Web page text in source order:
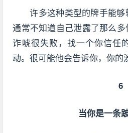
许多这种类型的牌手能
通常不知道自己泄露了那么
诈唬很失败，找一个你信任
动。很可能他会告诉你，你的
6
当你是一条